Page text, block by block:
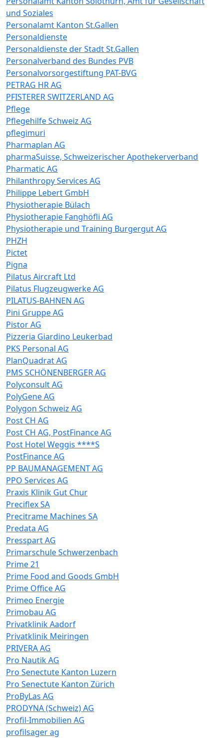
und Soziales
Personalamt Kanton St.Gallen
Personaldienste
Personaldienste der Stadt St.Gallen
Personalverband des Bundes PVB
Personalvorsorgestiftung PAT-BVG
PETRAG HR AG
PFISTERER SWITZERLAND AG
Pflege
Pflegehilfe Schweiz AG
pflegimuri
Pharmaplan AG
pharmaSuisse, Schweizerischer Apothekerverband
Pharmatic AG
Philanthropy Services AG
Philippe Lebert GmbH
Physiotherapie Bülach
Physiotherapie Fanghöfli AG
Physiotherapie und Training Burgergut AG
PHZH
Pictet
Pigna
Pilatus Aircraft Ltd
Pilatus Flugzeugwerke AG
PILATUS-BAHNEN AG
Pini Gruppe AG
Pistor AG
Pizzeria Giardino Leukerbad
PKS Personal AG
PlanQuadrat AG
PMS SCHÖNENBERGER AG
Polyconsult AG
PolyGene AG
Polygon Schweiz AG
Post CH AG
Post CH AG, PostFinance AG
Post Hotel Weggis ****S
PostFinance AG
PP BAUMANAGEMENT AG
PPO Services AG
Praxis Klinik Gut Chur
Preciflex SA
Precitrame Machines SA
Predata AG
Presspart AG
Primarschule Schwerzenbach
Prime 21
Prime Food and Goods GmbH
Prime Office AG
Primeo Energie
Primobau AG
Privatklinik Aadorf
Privatklinik Meiringen
PRIVERA AG
Pro Nautik AG
Pro Senectute Kanton Luzern
Pro Senectute Kanton Zürich
ProByLas AG
PRODYNA (Schweiz) AG
Profil-Immobilien AG
profilsager ag